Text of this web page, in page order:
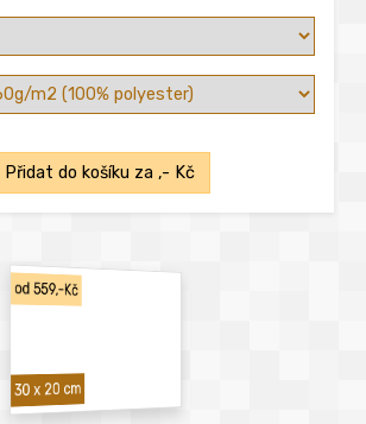
Přidat do košíku za ,- Kč
od 559,-Kč
30 x 20 cm